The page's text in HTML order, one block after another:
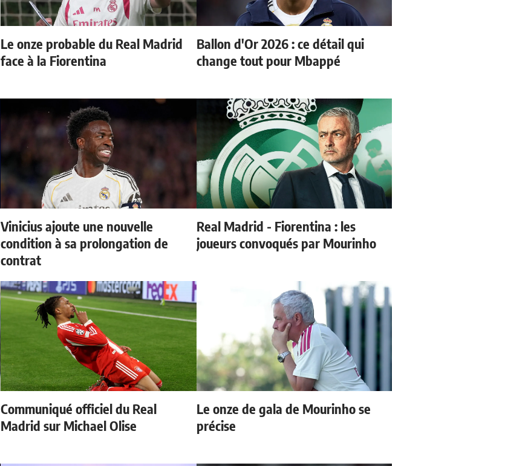
Le onze probable du Real Madrid
face à la Fiorentina
Ballon d'Or 2026 : ce détail qui
change tout pour Mbappé
Vinicius ajoute une nouvelle
condition à sa prolongation de
contrat
Real Madrid - Fiorentina : les
joueurs convoqués par Mourinho
Communiqué officiel du Real
Madrid sur Michael Olise
Le onze de gala de Mourinho se
précise